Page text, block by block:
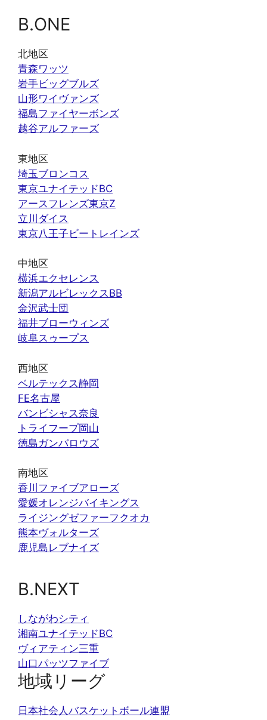
B.ONE
北地区
青森ワッツ
岩手ビッグブルズ
山形ワイヴァンズ
福島ファイヤーボンズ
越谷アルファーズ
東地区
埼玉ブロンコス
東京ユナイテッドBC
アースフレンズ東京Z
立川ダイス
東京八王子ビートレインズ
中地区
横浜エクセレンス
新潟アルビレックスBB
金沢武士団
福井ブローウィンズ
岐阜スゥープス
西地区
ベルテックス静岡
FE名古屋
バンビシャス奈良
トライフープ岡山
徳島ガンバロウズ
南地区
香川ファイブアローズ
愛媛オレンジバイキングス
ライジングゼファーフクオカ
熊本ヴォルターズ
鹿児島レブナイズ
B.NEXT
しながわシティ
湘南ユナイテッドBC
ヴィアティン三重
山口パッツファイブ
地域リーグ
日本社会人バスケットボール連盟